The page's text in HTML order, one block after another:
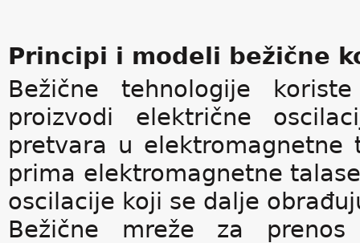
Principi i modeli bežične
Bežične tehnologije
proizvodi električne
pretvara u
prima elektromagnetne
oscilacije koji se dalje
Bežične mreže za